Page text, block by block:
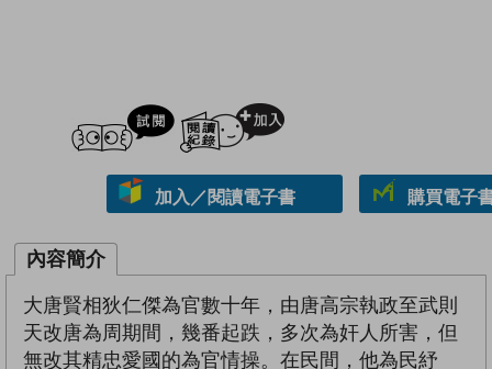
試閲
加入／閱讀電子書 購買電子
內容簡介
大唐賢相狄仁傑為官數十年，由唐高宗執政至武則
天改唐為周期間，幾番起跌，多次為奸人所害，但
無改其精忠愛國的為官情操。在民間，他為民紓